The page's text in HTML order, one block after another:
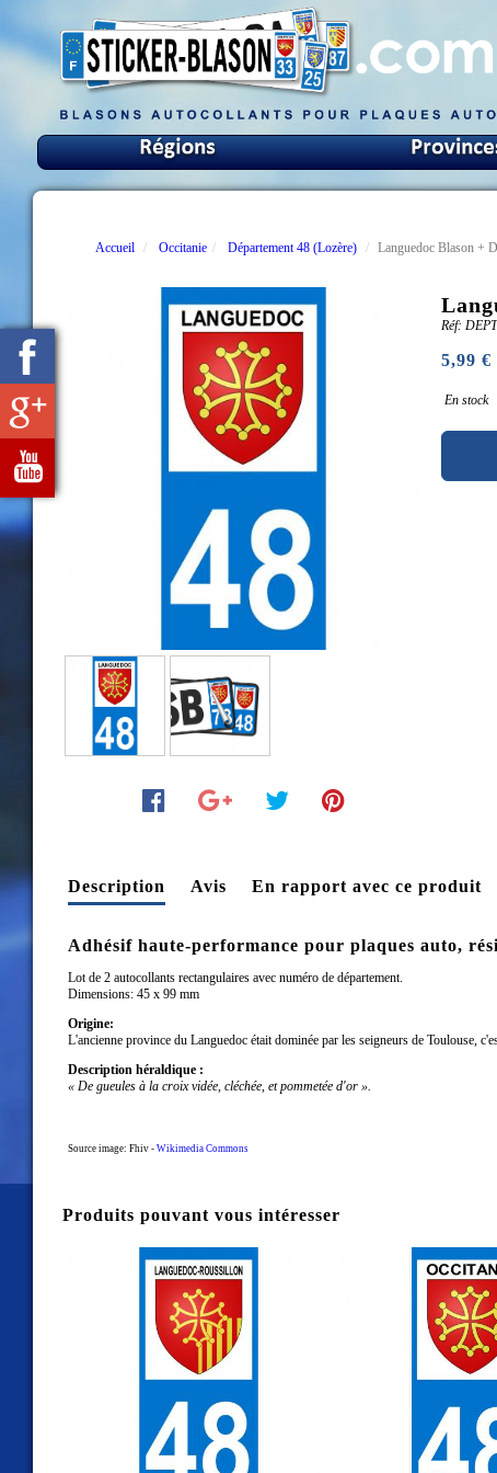
Accueil Occitanie Département 48 (Lozère) Languedoc Blason +
Réf:
5,99
En stock
Description Avis En rapport avec ce produit
Adhésif haute-performance pour plaques auto,
Lot de 2 autocollants rectangulaires avec numéro de département.
Dimensions: 45 x 99 mm
Origine:
L'ancienne province du Languedoc était dominée par les seigneurs de Toulouse,
Description héraldique :
« De gueules à la croix vidée, cléchée, et pommetée d'or ».
Source image: Fhiv - Wikimedia Commons
Produits pouvant vous intéresser